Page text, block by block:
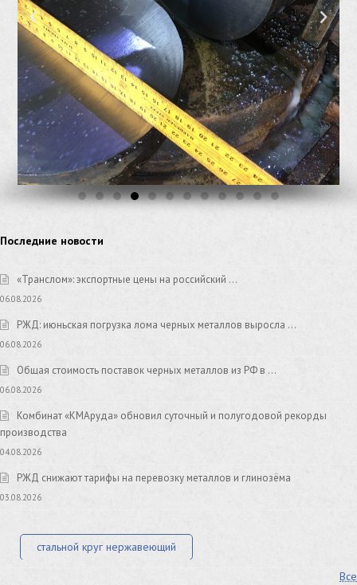
Последние новости
«Транслом»: экспортные цены на российский …
06.08.2026
РЖД: июньская погрузка лома черных металлов выросла …
06.08.2026
Общая стоимость поставок черных металлов из РФ в …
06.08.2026
Комбинат «КМАруда» обновил суточный и полугодовой рекорды
производства
04.08.2026
РЖД снижают тарифы на перевозку металлов и глинозёма
03.08.2026
стальной круг нержавеющий
Все